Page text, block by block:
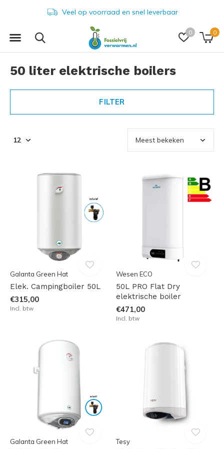
0 0
Veel op voorraad en snel leverbaar
50 liter elektrische boilers
FILTER
Galanta Green Hat
Elek. Campingboiler 50L
€315,00
Incl. btw
Wesen ECO
50L PRO Flat Dry
elektrische boiler
€471,00
Incl. btw
Galanta Green Hat Tesy